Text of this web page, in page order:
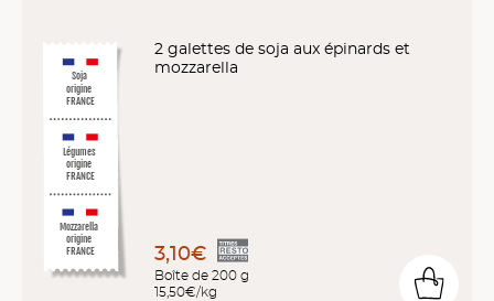
Légumes
origine
FRANCE
Soja
origine
FRANCE
Mozzarella
origine
FRANCE
2 galettes de soja aux épinards et
mozzarella
3,10€
Boîte de 200 g
15,50€/kg